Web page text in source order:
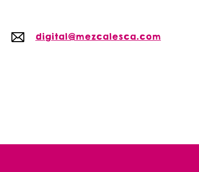
digital@mezcalesca.com